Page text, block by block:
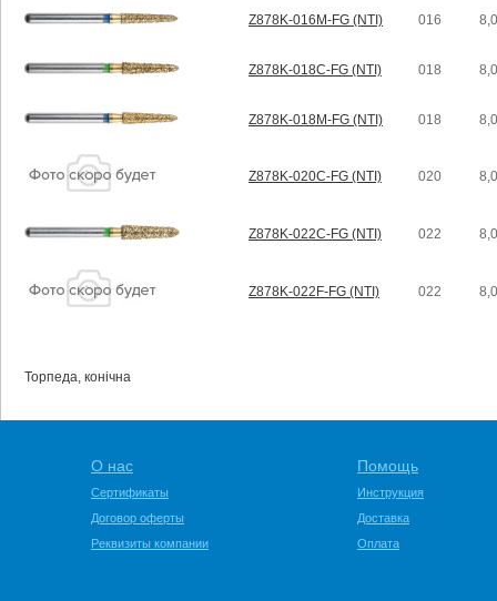
Z878K-016M-FG (NTI) 016
Z878K-018C-FG (NTI) 018
Z878K-018M-FG (NTI) 018
Z878K-020C-FG (NTI) 020
Z878K-022C-FG (NTI) 022
Z878K-022F-FG (NTI) 022
Торпеда, конічна
О нас
Сертификаты
Договор оферты
Реквизиты компании
Помощь
Инструкция
Доставка
Оплата